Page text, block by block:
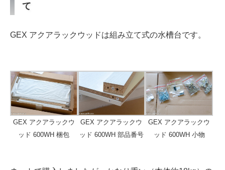
て
GEX アクアラックウッドは組み立て式の水槽台です。
GEX アクアラックウ
ッド 600WH 梱包
GEX アクアラックウ
ッド 600WH 部品番号
GEX アクアラックウ
ッド 600WH 小物